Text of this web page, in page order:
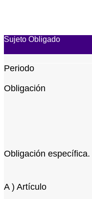
Sujeto Obligado
Periodo
Obligación
Obligación específica.
A ) Artículo